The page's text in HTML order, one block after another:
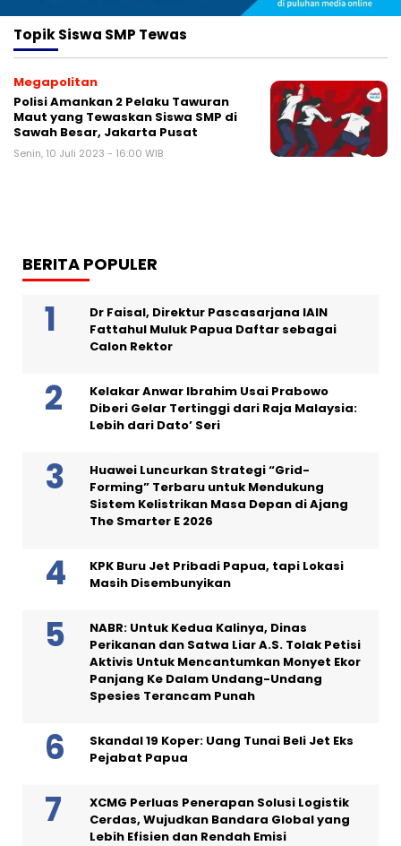
TopikSiswa SMP Tewas
Megapolitan
Polisi Amankan 2 Pelaku Tawuran
Maut yang Tewaskan Siswa SMP di
Sawah Besar, Jakarta Pusat
Senin, 10 Juli 2023 - 16:00 WIB
BERITA POPULER
Dr Faisal, Direktur Pascasarjana IAIN
Fattahul Muluk Papua Daftar sebagai
Calon Rektor
Kelakar Anwar Ibrahim Usai Prabowo
Diberi Gelar Tertinggi dari Raja Malaysia:
Lebih dari Dato’ Seri
Huawei Luncurkan Strategi “Grid-
Forming” Terbaru untuk Mendukung
Sistem Kelistrikan Masa Depan di Ajang
The Smarter E 2026
KPK Buru Jet Pribadi Papua, tapi Lokasi
Masih Disembunyikan
NABR: Untuk Kedua Kalinya, Dinas
Perikanan dan Satwa Liar A.S. Tolak Petisi
Aktivis Untuk Mencantumkan Monyet Ekor
Panjang Ke Dalam Undang-Undang
Spesies Terancam Punah
Skandal 19 Koper: Uang Tunai Beli Jet Eks
Pejabat Papua
XCMG Perluas Penerapan Solusi Logistik
Cerdas, Wujudkan Bandara Global yang
Lebih Efisien dan Rendah Emisi